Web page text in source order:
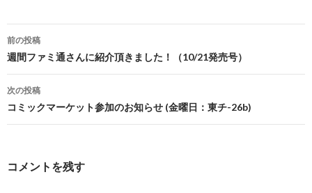
投
稿
ナ
ビ
ゲ
前の投稿
週間ファミ通さんに紹介頂きました！（10/21発売号）
次の投稿
コミックマーケット参加のお知らせ (金曜日：東チ-26b)
コメントを残す